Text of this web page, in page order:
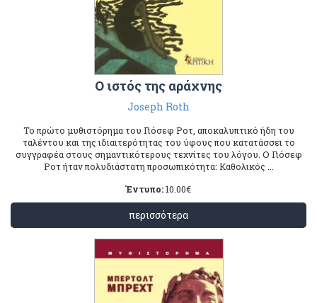
Ο ιστός της αράχνης
Joseph Roth
Το πρώτο μυθιστόρημα του Γιόσεφ Ροτ, αποκαλυπτικό ήδη του
ταλέντου και της ιδιαιτερότητας του ύφους που κατατάσσει το
συγγραφέα στους σημαντικότερους τεχνίτες του λόγου. Ο Γιόσεφ
Ροτ ήταν πολυδιάστατη προσωπικότητα: Καθολικός ...
Έντυπο:10.00€
περισσότερα